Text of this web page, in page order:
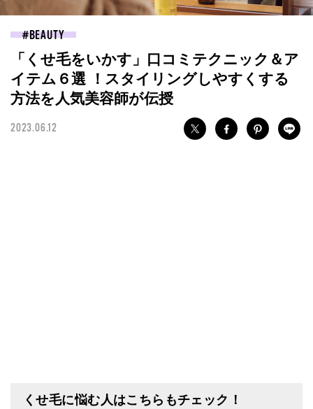
BEAUTY
「くせ毛をいかす」口コミテクニック＆ア
イテム６選 ！スタイリングしやすくする
方法を人気美容師が伝授
2023.06.12
くせ毛に悩む人はこちらもチェック！